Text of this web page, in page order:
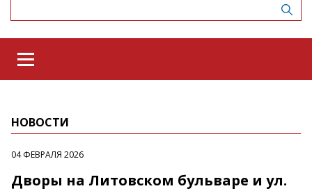
НОВОСТИ
04 ФЕВРАЛЯ 2026
Дворы на Литовском бульваре и ул.